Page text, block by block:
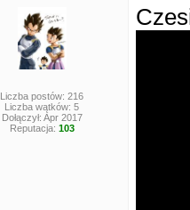
Liczba postów: 216
Liczba wątków: 5
Dołączył: Apr 2017
Reputacja: 103